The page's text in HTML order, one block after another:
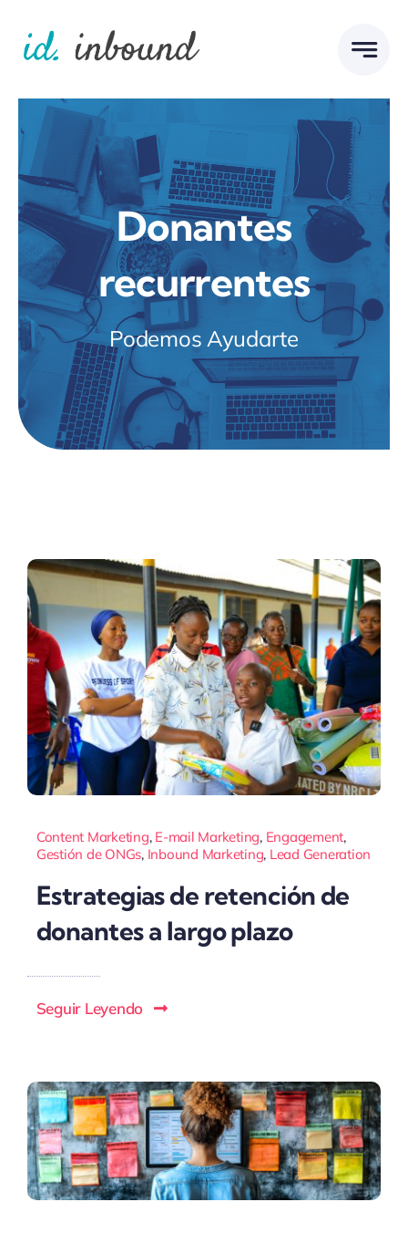
content
Donantes
recurrentes
Podemos Ayudarte
Content Marketing, E-mail Marketing, Engagement,
Gestión de ONGs, Inbound Marketing, Lead Generation
Estrategias de retención de
donantes a largo plazo
Seguir Leyendo